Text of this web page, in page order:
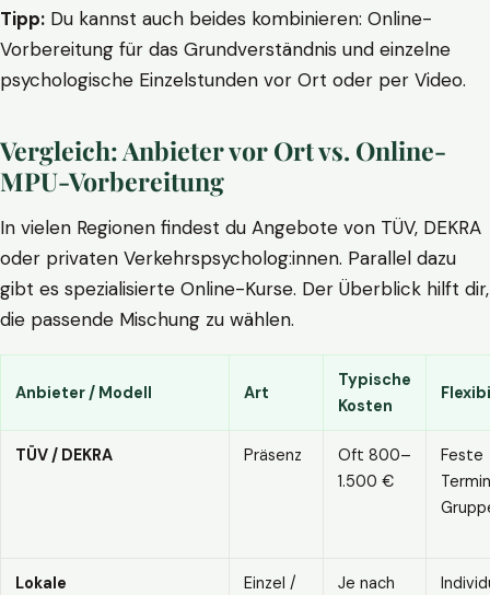
Tipp: Du kannst auch beides kombinieren: Online-
Vorbereitung für das Grundverständnis und einzelne
psychologische Einzelstunden vor Ort oder per Video.
Vergleich: Anbieter vor Ort vs. Online-
MPU-Vorbereitung
In vielen Regionen findest du Angebote von TÜV, DEKRA
oder privaten Verkehrspsycholog:innen. Parallel dazu
gibt es spezialisierte Online-Kurse. Der Überblick hilft dir,
die passende Mischung zu wählen.
Anbieter / Modell Art
Typische
Kosten
TÜV / DEKRA Präsenz
Oft 800–
1.500 €
Feste
Lokale
Einzel /
Je nach